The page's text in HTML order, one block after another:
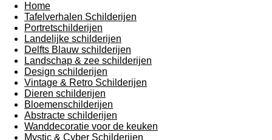
Home
Tafelverhalen Schilderijen
Portretschilderijen
Landelijke schilderijen
Delfts Blauw schilderijen
Landschap & zee schilderijen
Design schilderijen
Vintage & Retro Schilderijen
Dieren schilderijen
Bloemenschilderijen
Abstracte schilderijen
Wanddecoratie voor de keuken
Mystic & Cyber Schilderijen